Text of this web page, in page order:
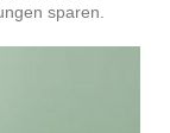
sparen.